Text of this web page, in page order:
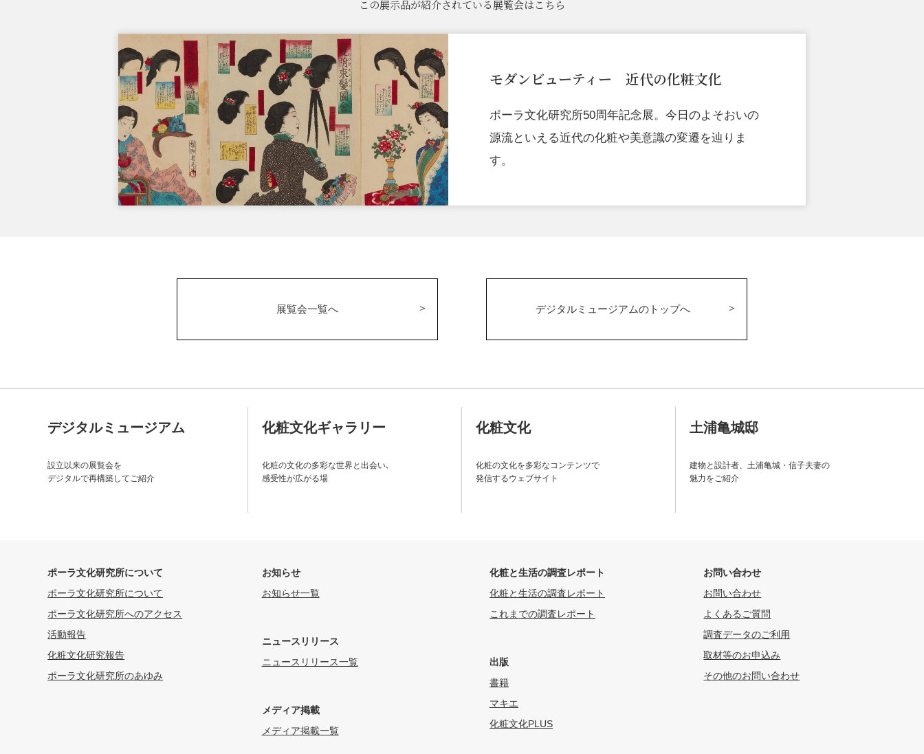
この展示品が紹介されている展覧会はこちら
モダンビューティー 近代の化粧文化
ポーラ文化研究所50周年記念展。今日のよそおいの
源流といえる近代の化粧や美意識の変遷を辿りま
す。
展覧会一覧へ デジタルミュージアムのトップへ
デジタルミュージアム
設立以来の展覧会を
デジタルで再構築してご紹介
化粧文化ギャラリー
化粧の文化の多彩な世界と出会い､
感受性が広がる場
化粧文化
化粧の文化を多彩なコンテンツで
発信するウェブサイト
土浦亀城邸
建物と設計者、土浦亀城・信子夫妻の
魅力をご紹介
ポーラ文化研究所について
ポーラ文化研究所について
ポーラ文化研究所へのアクセス
活動報告
化粧文化研究報告
ポーラ文化研究所のあゆみ
お知らせ
お知らせ一覧
ニュースリリース
ニュースリリース一覧
メディア掲載
メディア掲載一覧
化粧と生活の調査レポート
化粧と生活の調査レポート
これまでの調査レポート
出版
書籍
マキエ
化粧文化PLUS
お問い合わせ
お問い合わせ
よくあるご質問
調査データのご利用
取材等のお申込み
その他のお問い合わせ